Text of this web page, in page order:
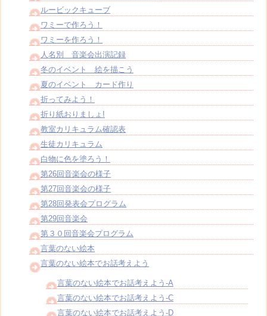
ルービックキューブ
ワミーで作ろう！
ワミーを作ろう！
人名別 音楽会出演記録
冬のイベント 絵を描こう
夏のイベント カード作り
折ってみよう！
折り紙おりましょ!
教室カリキュラム確認表
生徒カリキュラム
白物に色を塗ろう！
第26回音楽会の様子
第27回音楽会の様子
第28回発表会プログラム
第29回音楽会
第３０回音楽会プログラム
言葉のない絵本
言葉のない絵本でお話考えよう
言葉のない絵本でお話考えよう-A
言葉のない絵本でお話考えよう-C
言葉のない絵本でお話考えよう-D